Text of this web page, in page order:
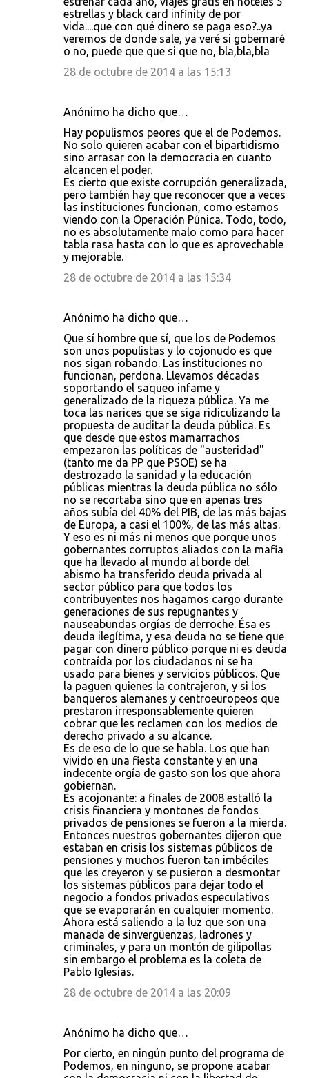
estrellas y black card infinity de por
vida....que con qué dinero se paga eso?..ya
veremos de donde sale, ya veré si gobernaré
o no, puede que que si que no, bla,bla,bla
28 de octubre de 2014 a las 15:13
Anónimo ha dicho que…
Hay populismos peores que el de Podemos.
No solo quieren acabar con el bipartidismo
sino arrasar con la democracia en cuanto
alcancen el poder.
Es cierto que existe corrupción generalizada,
pero también hay que reconocer que a veces
las instituciones funcionan, como estamos
viendo con la Operación Púnica. Todo, todo,
no es absolutamente malo como para hacer
tabla rasa hasta con lo que es aprovechable
y mejorable.
28 de octubre de 2014 a las 15:34
Anónimo ha dicho que…
Que sí hombre que sí, que los de Podemos
son unos populistas y lo cojonudo es que
nos sigan robando. Las instituciones no
funcionan, perdona. Llevamos décadas
soportando el saqueo infame y
generalizado de la riqueza pública. Ya me
toca las narices que se siga ridiculizando la
propuesta de auditar la deuda pública. Es
que desde que estos mamarrachos
empezaron las políticas de "austeridad"
(tanto me da PP que PSOE) se ha
destrozado la sanidad y la educación
públicas mientras la deuda pública no sólo
no se recortaba sino que en apenas tres
años subía del 40% del PIB, de las más bajas
de Europa, a casi el 100%, de las más altas.
Y eso es ni más ni menos que porque unos
gobernantes corruptos aliados con la mafia
que ha llevado al mundo al borde del
abismo ha transferido deuda privada al
sector público para que todos los
contribuyentes nos hagamos cargo durante
generaciones de sus repugnantes y
nauseabundas orgías de derroche. Ésa es
deuda ilegítima, y esa deuda no se tiene que
pagar con dinero público porque ni es deuda
contraída por los ciudadanos ni se ha
usado para bienes y servicios públicos. Que
la paguen quienes la contrajeron, y si los
banqueros alemanes y centroeuropeos que
prestaron irresponsablemente quieren
cobrar que les reclamen con los medios de
derecho privado a su alcance.
Es de eso de lo que se habla. Los que han
vivido en una fiesta constante y en una
indecente orgía de gasto son los que ahora
gobiernan.
Es acojonante: a finales de 2008 estalló la
crisis financiera y montones de fondos
privados de pensiones se fueron a la mierda.
Entonces nuestros gobernantes dijeron que
estaban en crisis los sistemas públicos de
pensiones y muchos fueron tan imbéciles
que les creyeron y se pusieron a desmontar
los sistemas públicos para dejar todo el
negocio a fondos privados especulativos
que se evaporarán en cualquier momento.
Ahora está saliendo a la luz que son una
manada de sinvergüenzas, ladrones y
criminales, y para un montón de gilipollas
sin embargo el problema es la coleta de
Pablo Iglesias.
28 de octubre de 2014 a las 20:09
Anónimo ha dicho que…
Por cierto, en ningún punto del programa de
Podemos, en ninguno, se propone acabar